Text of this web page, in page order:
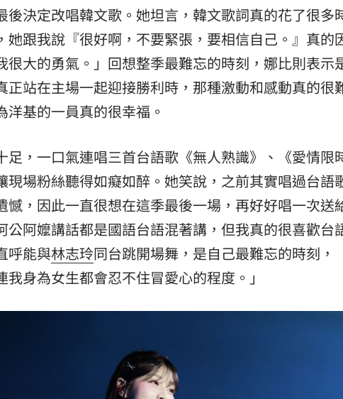
後決定改唱韓文歌。她坦言，韓文歌詞真的花了很多
她跟我說『很好啊，不要緊張，要相信自己。』真的
很大的勇氣。」回想整季最難忘的時刻，娜比則表示
正站在主場一起迎接勝利時，那種激動和感動真的很
洋基的一員真的很幸福。
足，一口氣連唱三首台語歌《無人熟識》、《愛情限
現場粉絲聽得如癡如醉。她笑說，之前其實唱過台語
憾，因此一直很想在這季最後一場，再好好唱一次送
公阿嬤講話都是國語台語混著講，但我真的很喜歡台
呼能與林志玲同台跳開場舞，是自己最難忘的時刻，
我身為女生都會忍不住冒愛心的程度。」